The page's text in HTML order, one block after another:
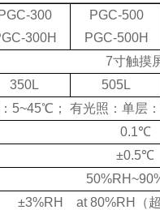
PGC-300
300H
PGC-500
PGC-500H
7寸触摸
350L 505L
5~45℃； 有光照：单层
0.1℃
±0.5℃
±3%RH at 80%RH（超